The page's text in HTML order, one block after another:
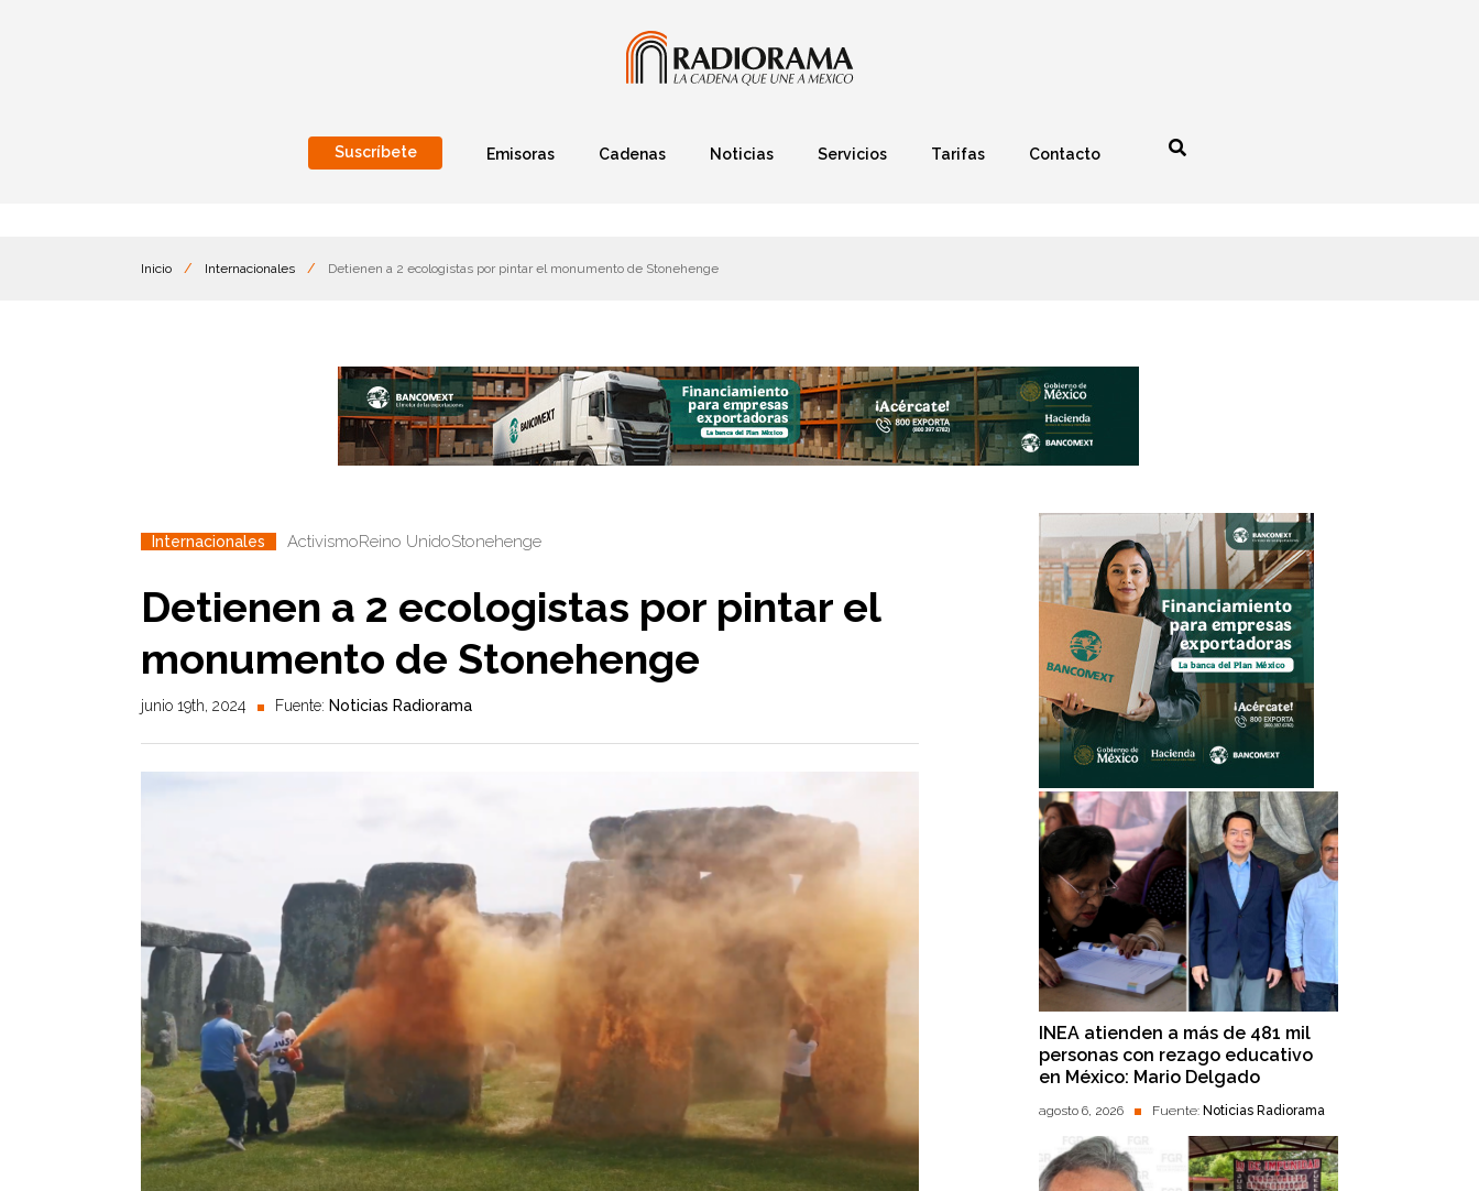
Suscríbete Emisoras Cadenas Noticias Servicios Tarifas Contacto
Inicio / Internacionales / Detienen a 2 ecologistas por pintar el monumento de Stonehenge
Internacionales ActivismoReino UnidoStonehenge
Detienen a 2 ecologistas por pintar el
monumento de Stonehenge
junio 19th, 2024 Fuente: Noticias Radiorama
INEA atienden a más de 481 mil
personas con rezago educativo
en México: Mario Delgado
agosto 6, 2026 Fuente: Noticias Radiorama